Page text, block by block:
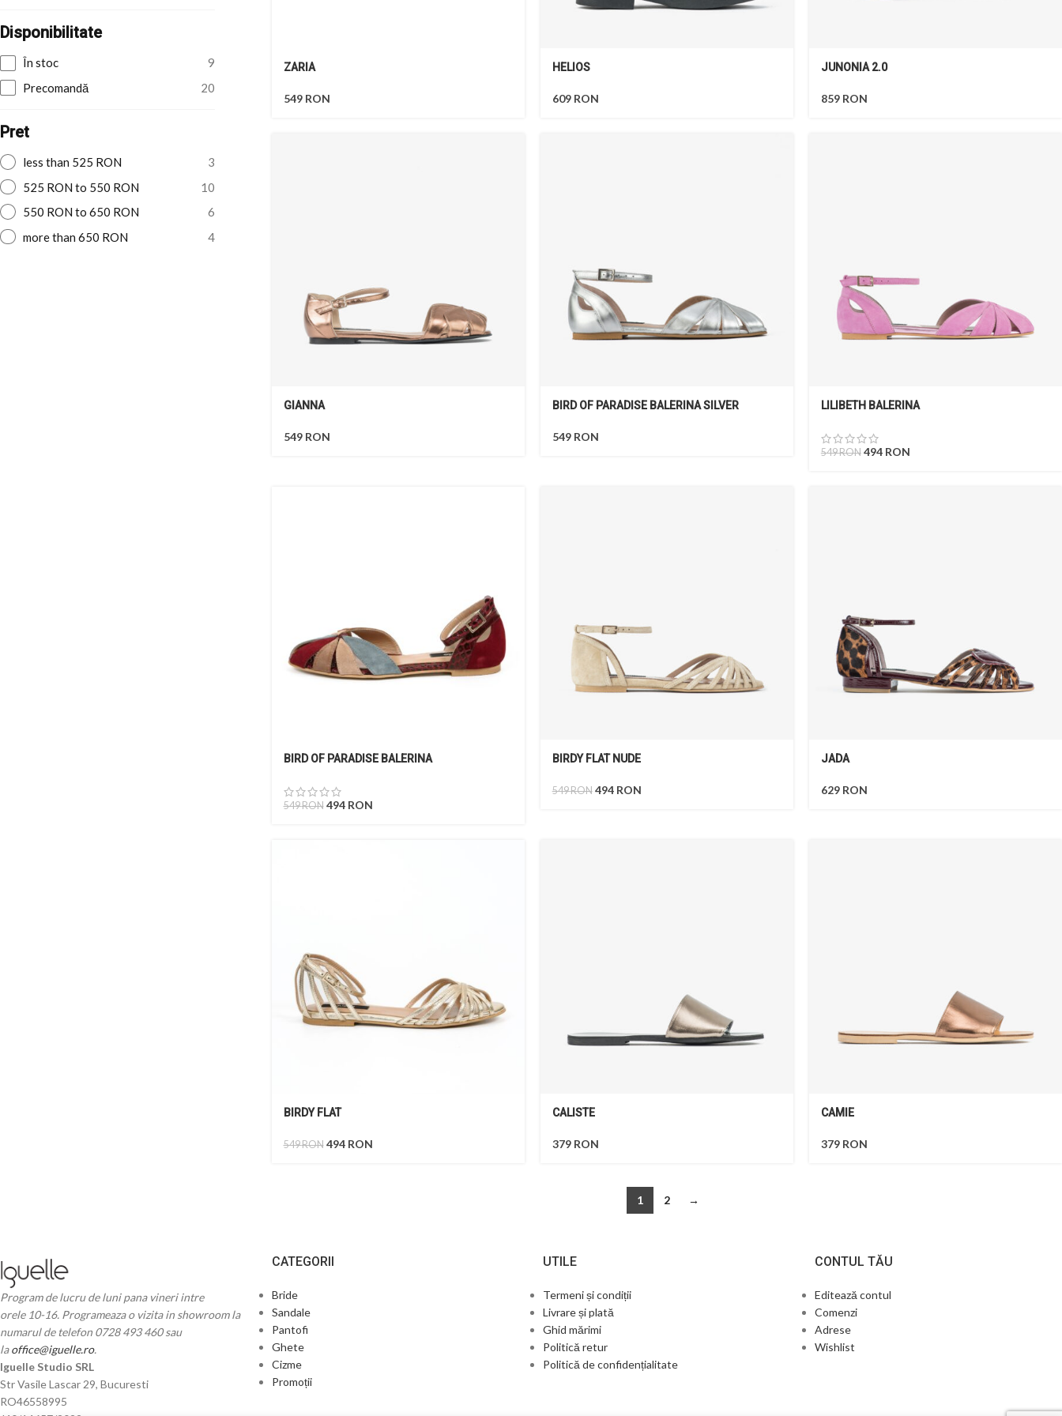
Disponibilitate
În stoc
9
Precomandă
20
Pret
less than 525 RON
3
525 RON to 550 RON
10
550 RON to 650 RON
6
more than 650 RON
4
ZARIA
549 RON
HELIOS
609 RON
JUNONIA 2.0
859 RON
GIANNA
549 RON
BIRD OF PARADISE BALERINA SILVER
549 RON
LILIBETH BALERINA
549RON 494 RON
BIRD OF PARADISE BALERINA
549RON 494 RON
BIRDY FLAT NUDE
549RON 494 RON
JADA
629 RON
BIRDY FLAT
549RON 494 RON
CALISTE
379 RON
CAMIE
379 RON
1 2 →
Program de lucru de luni pana vineri intre
orele 10-16. Programeaza o vizita in showroom la
numarul de telefon 0728 493 460 sau
laoffice@iguelle.ro.
Iguelle Studio SRL
Str Vasile Lascar 29, Bucuresti
RO46558995
CATEGORII
Bride
Sandale
Pantofi
Ghete
Cizme
Promoții
UTILE
Termeni și condiții
Livrare și plată
Ghid mărimi
Politică retur
Politică de confidențialitate
CONTUL TĂU
Editează contul
Comenzi
Adrese
Wishlist